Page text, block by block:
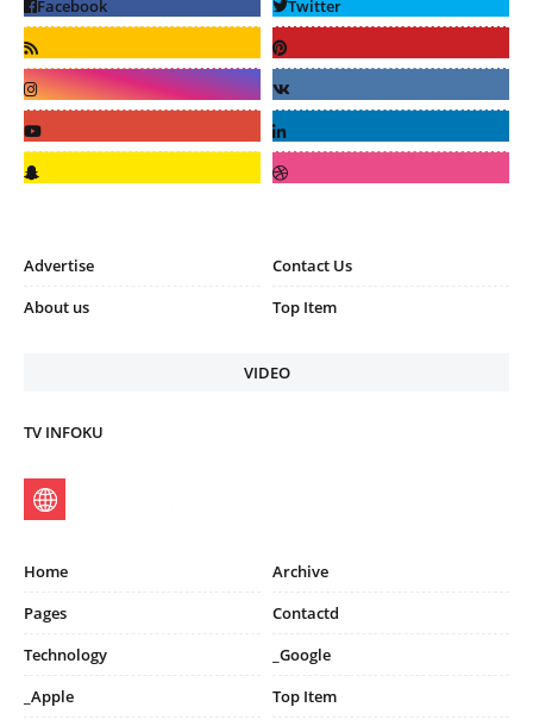
Advertise
Contact Us
About us
Top Item
VIDEO
TV INFOKU
Home
Archive
Pages
Contactd
Technology
_Google
_Apple
Top Item